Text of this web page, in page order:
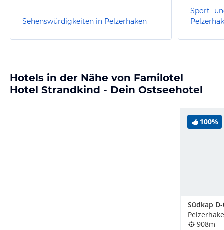
Sehenswürdigkeiten in Pelzerhaken
Sport-
Hotels in der Nähe von Familotel
Hotel Strandkind - Dein Ostseehotel
100%
Südkap
908m